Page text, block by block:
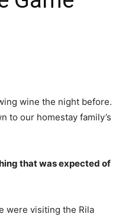
wine the night before.
to our homestay family’s
that was expected of
were visiting the Rila